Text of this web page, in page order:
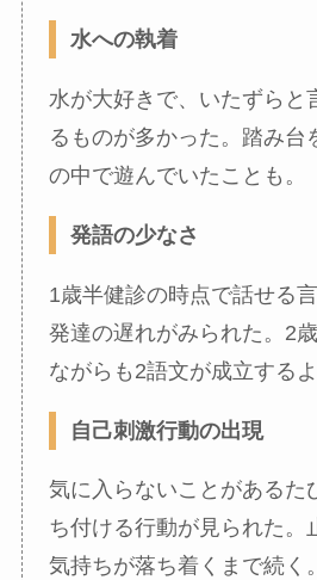
水への執着
水が大好きで、いたずらと
るものが多かった。踏み台
の中で遊んでいたことも。
発語の少なさ
1歳半健診の時点で話せる
発達の遅れがみられた。2
ながらも2語文が成立するよ
自己刺激行動の出現
気に入らないことがあるた
ち付ける行動が見られた。
気持ちが落ち着くまで続く。